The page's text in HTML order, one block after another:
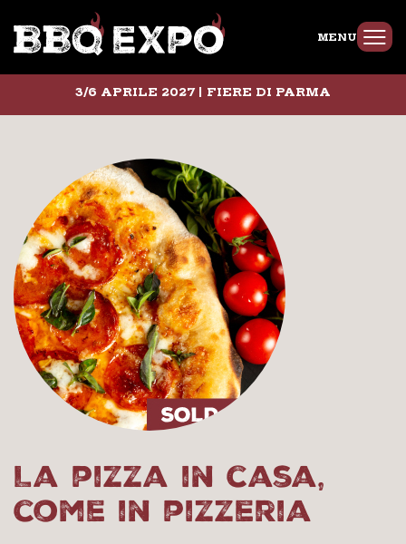
MENU
3/6 APRILE 2027 | FIERE DI PARMA
La pizza in casa,
come in pizzeria